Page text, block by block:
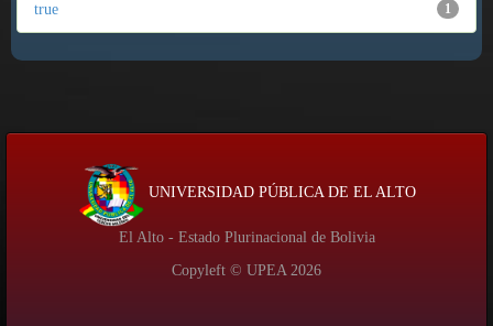
1
true
UNIVERSIDAD PÚBLICA DE EL ALTO
El Alto - Estado Plurinacional de Bolivia
Copyleft © UPEA 2026